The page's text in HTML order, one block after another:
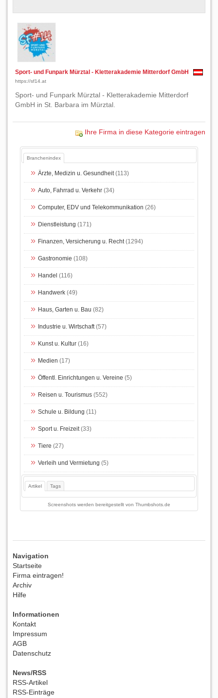
Sport- und Funpark Mürztal - Kletterakademie Mitterdorf GmbH
https://sf14.at
Sport- und Funpark Mürztal - Kletterakademie Mitterdorf
GmbH in St. Barbara im Mürztal.
Ihre Firma in diese Kategorie eintragen
Branchenindex
Ärzte, Medizin u. Gesundheit(113)
Auto, Fahrrad u. Verkehr (34)
Computer, EDV und Telekommunikation (26)
Dienstleistung (171)
Finanzen, Versicherung u. Recht(1294)
Gastronomie (108)
Handel (116)
Handwerk (49)
Haus, Garten u. Bau (82)
Industrie u. Wirtschaft(57)
Kunst u. Kultur (16)
Medien (17)
Öffentl. Einrichtungen u. Vereine (5)
Reisen u. Tourismus (552)
Schule u. Bildung (11)
Sport u. Freizeit(33)
Tiere (27)
Verleih und Vermietung (5)
Artikel Tags
Screenshots werden bereitgestellt von Thumbshots.de
Navigation
Startseite
Firma eintragen!
Archiv
Hilfe
Informationen
Kontakt
Impressum
AGB
Datenschutz
News/RSS
RSS-Artikel
RSS-Einträge